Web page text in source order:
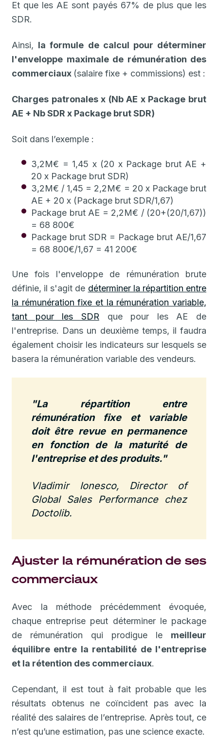
Et que les AE sont payés 67% de plus que les
SDR.
Ainsi, la formule de calcul pour déterminer
l'enveloppe maximale de rémunération des
commerciaux (salaire fixe + commissions) est :
Charges patronales x (Nb AE x Package brut
AE + Nb SDR x Package brut SDR)
Soit dans l’exemple :
3,2M€ = 1,45 x (20 x Package brut AE +
20 x Package brut SDR)
3,2M€ / 1,45 = 2,2M€ = 20 x Package brut
AE + 20 x (Package brut SDR/1,67)
Package brut AE = 2,2M€ / (20+(20/1,67))
= 68 800€
Package brut SDR = Package brut AE/1,67
= 68 800€/1,67 = 41 200€
Une fois l'enveloppe de rémunération brute
définie, il s'agit de déterminer la répartition entre
la rémunération fixe et la rémunération variable,
tant pour les SDR que pour les AE de
l'entreprise. Dans un deuxième temps, il faudra
également choisir les indicateurs sur lesquels se
basera la rémunération variable des vendeurs.
"La répartition entre
rémunération fixe et variable
doit être revue en permanence
en fonction de la maturité de
l'entreprise et des produits."
Vladimir Ionesco, Director of
Global Sales Performance chez
Doctolib.
Ajuster la rémunération de ses
commerciaux
Avec la méthode précédemment évoquée,
chaque entreprise peut déterminer le package
de rémunération qui prodigue le meilleur
équilibre entre la rentabilité de l'entreprise
et la rétention des commerciaux.
Cependant, il est tout à fait probable que les
résultats obtenus ne coïncident pas avec la
réalité des salaires de l’entreprise. Après tout, ce
n’est qu’une estimation, pas une science exacte.